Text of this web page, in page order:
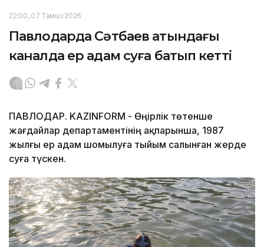
22:00, 07 Тамыз 2026
Павлодарда Сәтбаев атындағы
каналда ер адам суға батып кетті
ПАВЛОДАР. KAZINFORM - Өңірлік төтенше
жағдайлар департаментінің ақпарынша, 1987
жылғы ер адам шомылуға тыйым салынған жерде
суға түскен.